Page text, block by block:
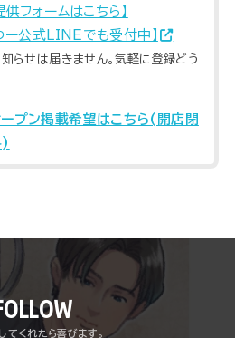
供フォームはこちら】
ー公式LINEでも受付中】
らせは届きません。気軽に登録どう
プン掲載希望はこちら(開店閉
)